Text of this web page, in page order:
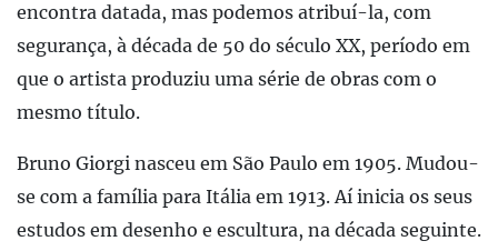
encontra datada, mas podemos atribuí-la, com
segurança, à década de 50 do século XX, período em
que o artista produziu uma série de obras com o
mesmo título.
Bruno Giorgi nasceu em São Paulo em 1905. Mudou-
se com a família para Itália em 1913. Aí inicia os seus
estudos em desenho e escultura, na década seguinte.